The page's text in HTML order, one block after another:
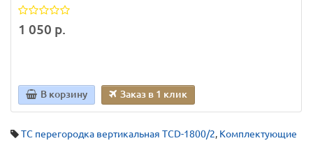
1 050 р.
В корзину Заказ в 1 клик
TC перегородка вертикальная TCD-1800/2, Комплектующие